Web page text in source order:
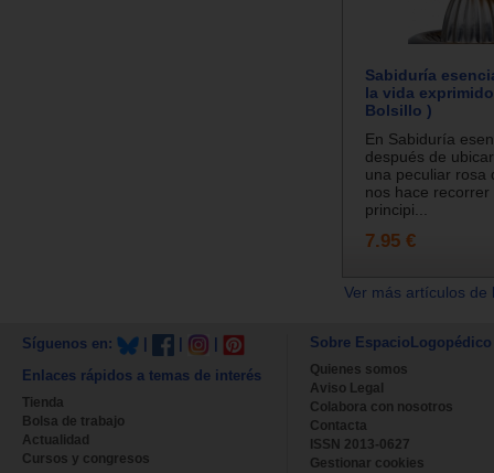
Sabiduría
la vida
Bolsillo )
En Sabiduría
después de
una peculiar rosa
nos hace recorrer
principi...
7.95 €
Ver más artículos
Síguenos en:
Enlaces rápidos a temas de interés
Tienda
Bolsa de trabajo
Actualidad
Cursos y congresos
Sobre EspacioLogopédico
Quienes somos
Aviso Legal
Colabora con nosotros
Contacta
ISSN 2013-0627
Gestionar cookies